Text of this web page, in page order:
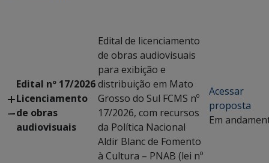
Edital nº 17/2026
Licenciamento
de obras
audiovisuais
Edital de licenciamento
de obras audiovisuais
para exibição e
distribuição em Mato
Grosso do Sul FCMS nº
17/2026, com recursos
da Política Nacional
Aldir Blanc de Fomento
à Cultura – PNAB (lei nº
Acessar
proposta
Em